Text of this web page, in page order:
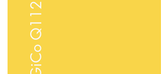
DiGiCo Q112